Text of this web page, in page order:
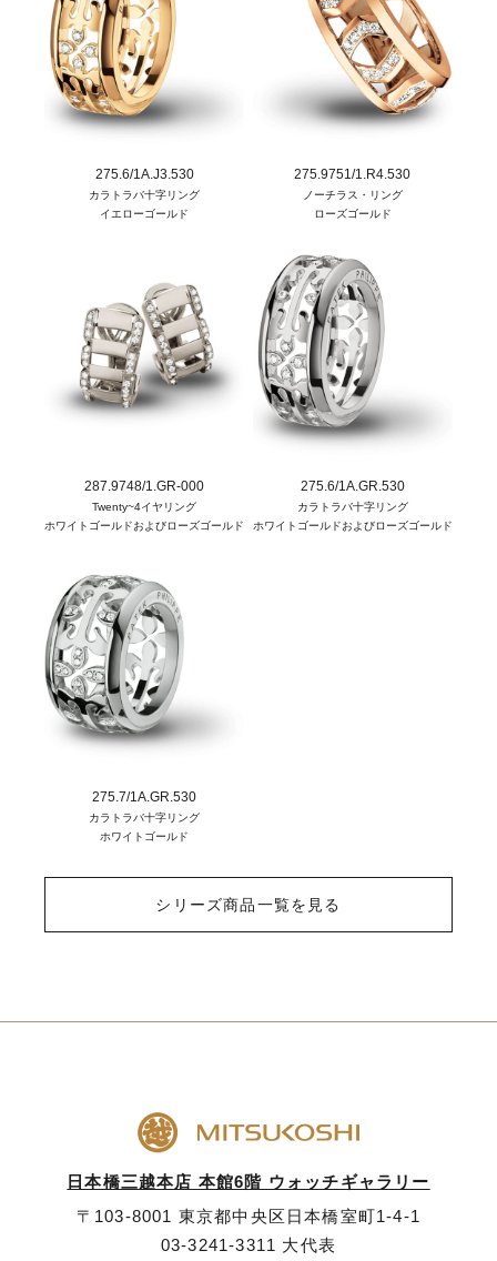
275.6/1A.J3.530
カラトラバ十字リング
イエローゴールド
275.9751/1.R4.530
ノーチラス・リング
ローズゴールド
287.9748/1.GR-000
Twenty~4イヤリング
ホワイトゴールドおよびローズゴールド
275.6/1A.GR.530
カラトラバ十字リング
ホワイトゴールドおよびローズゴールド
275.7/1A.GR.530
カラトラバ十字リング
ホワイトゴールド
シリーズ商品一覧を見る
日本橋三越本店 本館6階 ウォッチギャラリー
〒103-8001 東京都中央区日本橋室町1-4-1
03-3241-3311 大代表